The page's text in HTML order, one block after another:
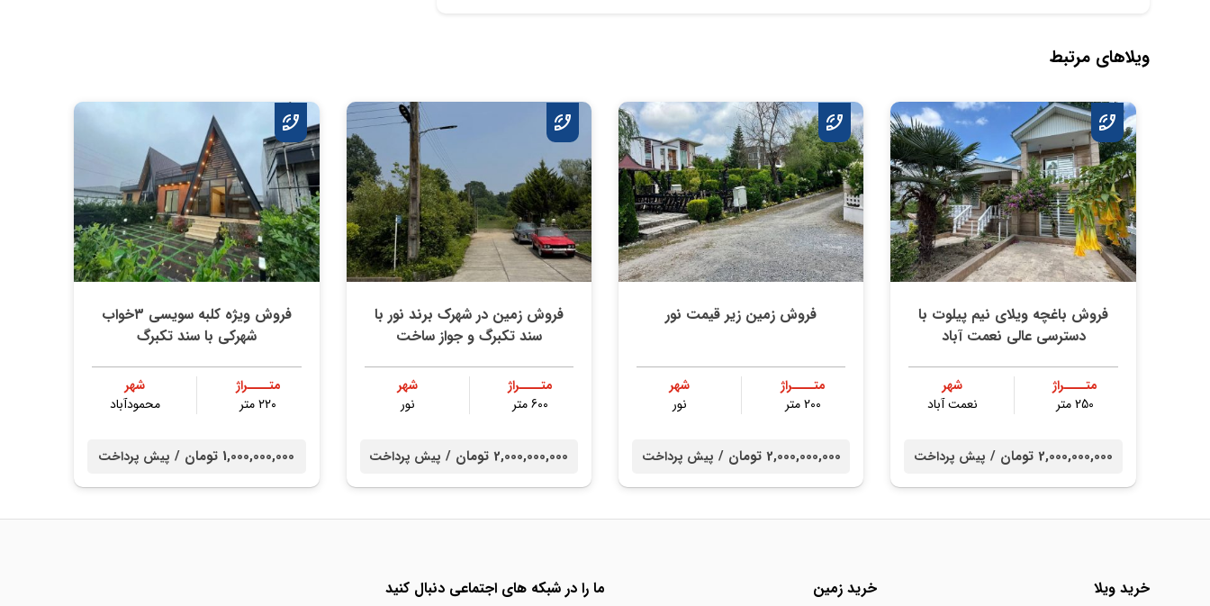
ویلاهای مرتبط
فروش باغچه ویلای نیم پیلوت با
دسترسی عالی نعمت آباد
متــــراژ
250 متر
شهر
نعمت آباد
2,000,000,000 تومان / پیش پرداخت
فروش زمین زیر قیمت نور
متــــراژ
200 متر
شهر
نور
2,000,000,000 تومان / پیش پرداخت
فروش زمین در شهرک برند نور با
سند تکبرگ و جواز ساخت
متــــراژ
600 متر
شهر
نور
2,000,000,000 تومان / پیش پرداخت
فروش ویژه کلبه سویسی ۳خواب
شهرکی با سند تکبرگ
متــــراژ
۲۲۰ متر
شهر
محمودآباد
1,000,000,000 تومان / پیش پرداخت
خرید ویلا خرید زمین ما را در شبکه های اجتماعی دنبال کنید